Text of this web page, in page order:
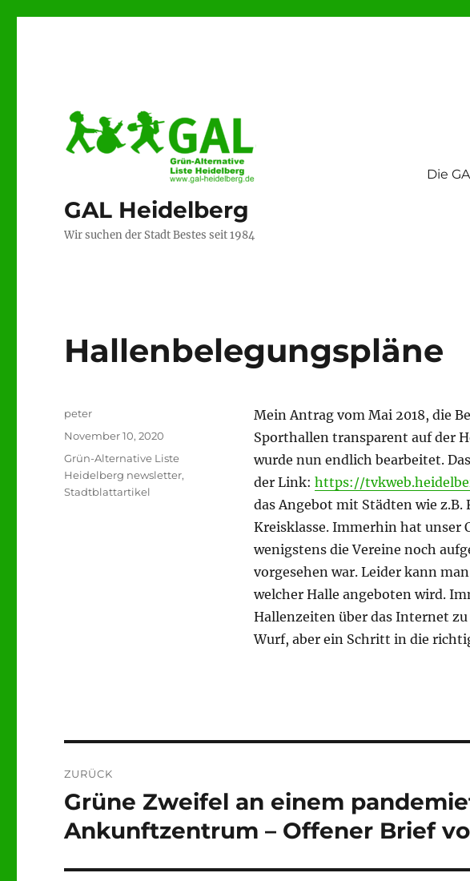
GAL Heidelberg
Wir suchen der Stadt Bestes seit 1984
Die
Hallenbelegungspläne
Mein Antrag vom Mai 2018, die
Sporthallen transparent auf der
wurde nun endlich bearbeitet.
der Link: https://
das Angebot mit Städten wie
Kreisklasse. Immerhin hat unser
wenigstens die Vereine noch
vorgesehen war. Leider kann
welcher Halle angeboten wird.
Hallenzeiten über das Internet
Wurf, aber ein Schritt in die
Autor
peter
Veröffentlicht
am
November 10, 2020
Kategorien
Grün-Alternative Liste
Heidelberg newsletter,
Stadtblattartikel
ZURÜCK
Vorheriger
Beitrag:
Grüne Zweifel an einem
Ankunftzentrum – Offener Brief